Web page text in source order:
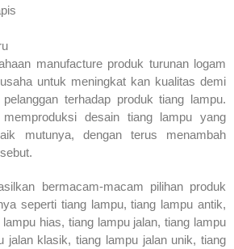
manufacture produk turunan logam
untuk meningkat kan kualitas demi
terhadap produk tiang lampu.
desain tiang lampu yang
mutunya, dengan terus menambah
bermacam-macam pilihan produk
seperti tiang lampu, tiang lampu antik,
hias, tiang lampu jalan, tiang lampu
jalan klasik, tiang lampu jalan unik, tiang